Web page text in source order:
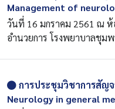
Management of
วันที่ 16 มกราคม 2561 ณ
อำนวยการ โรงพยาบาลชุม
การประชุมวิชาการสัญ
Neurology in general